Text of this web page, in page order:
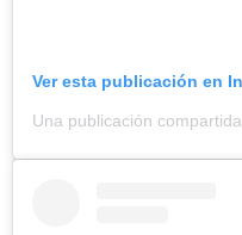
Ver esta publicación en
Una publicación